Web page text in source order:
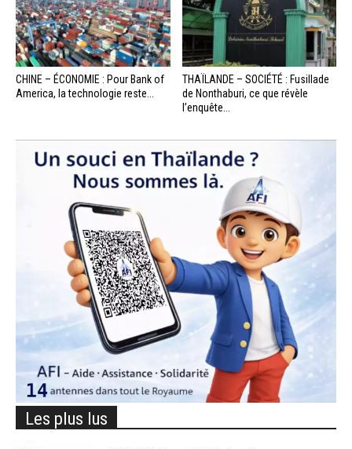
CHINE – ÉCONOMIE : Pour Bank of
America, la technologie reste...
THAÏLANDE – SOCIÉTÉ : Fusillade
de Nonthaburi, ce que révèle
l’enquête...
Les plus lus